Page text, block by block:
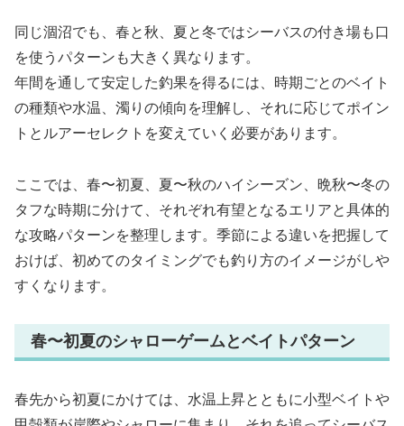
同じ涸沼でも、春と秋、夏と冬ではシーバスの付き場も口
を使うパターンも大きく異なります。
年間を通して安定した釣果を得るには、時期ごとのベイト
の種類や水温、濁りの傾向を理解し、それに応じてポイン
トとルアーセレクトを変えていく必要があります。
ここでは、春〜初夏、夏〜秋のハイシーズン、晩秋〜冬の
タフな時期に分けて、それぞれ有望となるエリアと具体的
な攻略パターンを整理します。季節による違いを把握して
おけば、初めてのタイミングでも釣り方のイメージがしや
すくなります。
春〜初夏のシャローゲームとベイトパターン
春先から初夏にかけては、水温上昇とともに小型ベイトや